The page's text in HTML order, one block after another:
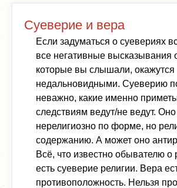
Суеверие и вера
Если задуматься о суевериях
все негативные высказывания
которые вы слышали, окажутся
недальновидными. Суеверию
неважно, какие именно
следствиям ведут/не ведут. Оно
нерелигиозно по форме, но
содержанию. А может оно
Всё, что известно обывателю о
есть суеверие религии. Вера
противоположность. Нельзя